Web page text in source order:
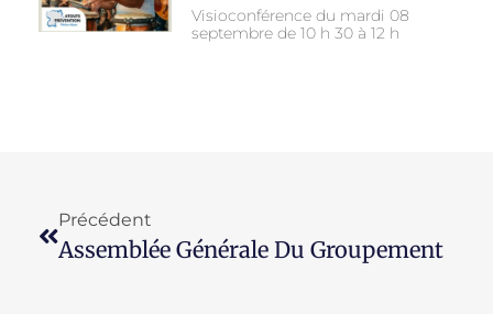
Visioconférence du mardi 08
septembre de 10 h 30 à 12 h
Précédent
Assemblée Générale Du Groupement